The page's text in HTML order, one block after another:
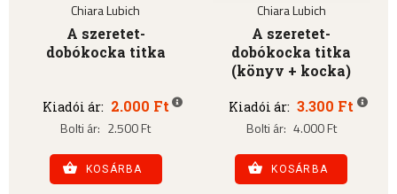
Chiara Lubich
A szeretet-
dobókocka titka
Kiadói ár: 2.000 Ft
Bolti ár: 2.500 Ft
KOSÁRBA
Chiara Lubich
A szeretet-
dobókocka titka
(könyv + kocka)
Kiadói ár: 3.300 Ft
Bolti ár: 4.000 Ft
KOSÁRBA